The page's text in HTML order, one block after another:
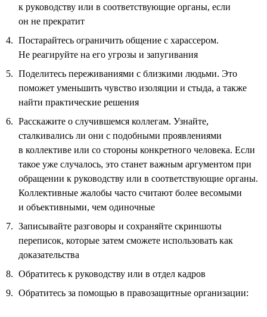
к руководству или в соответствующие органы, если
он не прекратит
Постарайтесь ограничить общение с харассером.
Не реагируйте на его угрозы и запугивания
Поделитесь переживаниями с близкими людьми. Это
поможет уменьшить чувство изоляции и стыда, а также
найти практические решения
Расскажите о случившемся коллегам. Узнайте,
сталкивались ли они с подобными проявлениями
в коллективе или со стороны конкретного человека. Если
такое уже случалось, это станет важным аргументом при
обращении к руководству или в соответствующие органы.
Коллективные жалобы часто считают более весомыми
и объективными, чем одиночные
Записывайте разговоры и сохраняйте скриншоты
переписок, которые затем сможете использовать как
доказательства
Обратитесь к руководству или в отдел кадров
Обратитесь за помощью в правозащитные организации: